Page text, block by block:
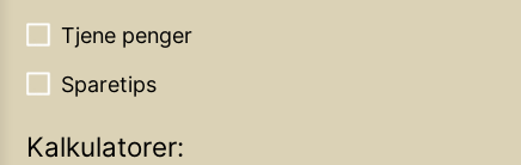
Tjene penger
Sparetips
Kalkulatorer: